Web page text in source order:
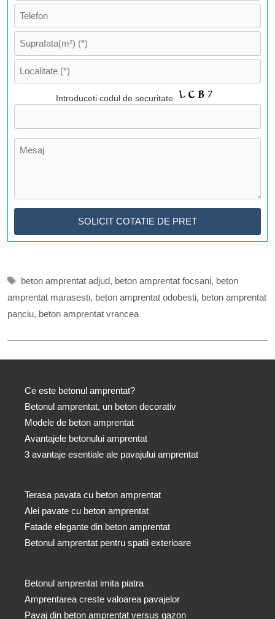
Introduceti codul de securitate
Etichete
beton amprentat adjud, beton amprentat focsani, beton
amprentat marasesti, beton amprentat odobesti, beton amprentat
panciu, beton amprentat vrancea
Ce este betonul amprentat?
Betonul amprentat, un beton decorativ
Modele de beton amprentat
Avantajele betonului amprentat
3 avantaje esentiale ale pavajului amprentat
Terasa pavata cu beton amprentat
Alei pavate cu beton amprentat
Fatade elegante din beton amprentat
Betonul amprentat pentru spatii exterioare
Betonul amprentat imita piatra
Amprentarea creste valoarea pavajelor
Pavaj din beton amprentat versus gazon